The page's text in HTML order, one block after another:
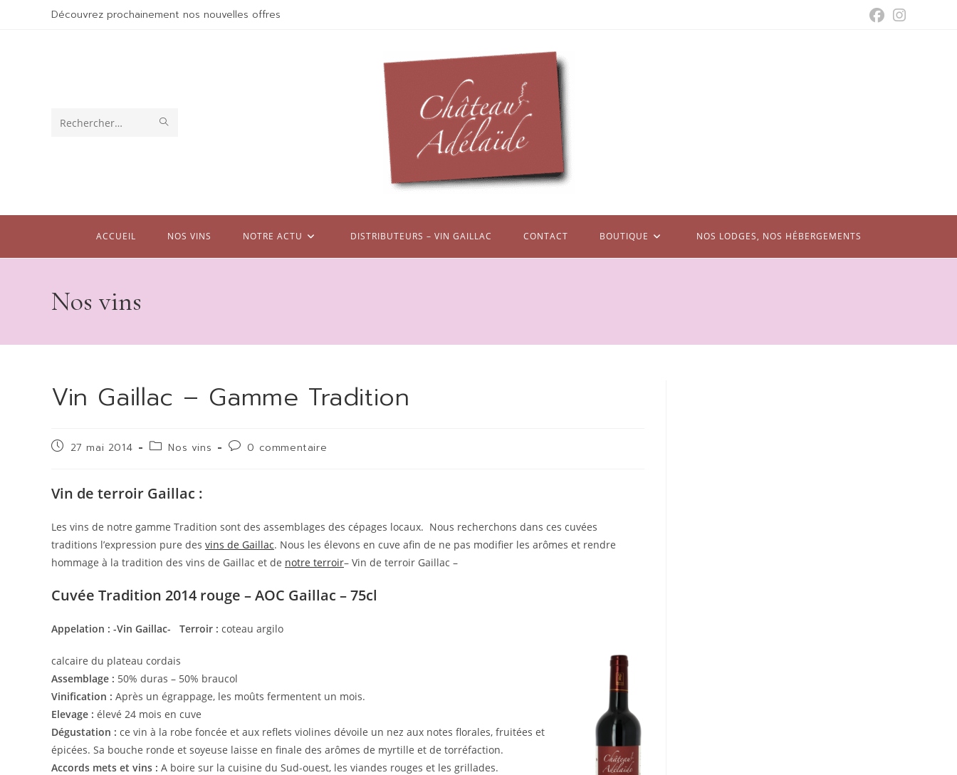
Découvrez prochainement nos nouvelles offres
Rechercher
ACCUEIL NOS VINS NOTRE ACTU DISTRIBUTEURS – VIN GAILLAC CONTACT BOUTIQUE NOS LODGES, NOS HÉBERGEMENTS
Nos vins
Vin Gaillac – Gamme Tradition
Publication
27 mai 2014
PostNos vins
Commentaires
0 commentaire
Vin de terroir Gaillac :
Les vins de notre gamme Tradition sont des assemblages des cépages locaux. Nous recherchons dans ces cuvées
traditions l’expression pure des vins de Gaillac. Nous les élevons en cuve afin de ne pas modifier les arômes et rendre
hommage à la tradition des vins de Gaillac et de notre terroir– Vin de terroir Gaillac –
Cuvée Tradition 2014 rouge – AOC Gaillac – 75cl
Appelation : -Vin Gaillac- Terroir : coteau argilo
calcaire du plateau cordais
Assemblage : 50% duras – 50% braucol
Vinification : Après un égrappage, les moûts fermentent un mois.
Elevage : élevé 24 mois en cuve
Dégustation : ce vin à la robe foncée et aux reflets violines dévoile un nez aux notes florales, fruitées et
épicées. Sa bouche ronde et soyeuse laisse en finale des arômes de myrtille et de torréfaction.
Accords mets et vins : A boire sur la cuisine du Sud-ouest, les viandes rouges et les grillades.